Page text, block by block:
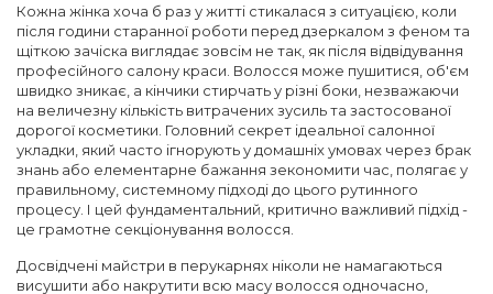
Кожна жінка хоча б раз у житті стикалася з ситуацією, коли
після години старанної роботи перед дзеркалом з феном та
щіткою зачіска виглядає зовсім не так, як після відвідування
професійного салону краси. Волосся може пушитися, об'єм
швидко зникає, а кінчики стирчать у різні боки, незважаючи
на величезну кількість витрачених зусиль та застосованої
дорогої косметики. Головний секрет ідеальної салонної
укладки, який часто ігнорують у домашніх умовах через брак
знань або елементарне бажання зекономити час, полягає у
правильному, системному підході до цього рутинного
процесу. І цей фундаментальний, критично важливий підхід -
це грамотне секціонування волосся.
Досвідчені майстри в перукарнях ніколи не намагаються
висушити або накрутити всю масу волосся одночасно,